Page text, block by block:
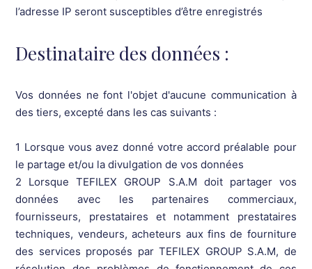
l’adresse IP seront susceptibles d’être enregistrés
Destinataire des données :
Vos données ne font l'objet d'aucune communication à
des tiers, excepté dans les cas suivants :
1 Lorsque vous avez donné votre accord préalable pour
le partage et/ou la divulgation de vos données
2 Lorsque TEFILEX GROUP S.A.M doit partager vos
données avec les partenaires commerciaux,
fournisseurs, prestataires et notamment prestataires
techniques, vendeurs, acheteurs aux fins de fourniture
des services proposés par TEFILEX GROUP S.A.M, de